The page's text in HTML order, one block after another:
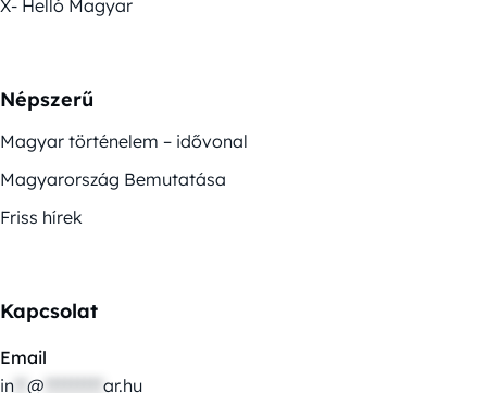
X- Helló Magyar
Népszerű
Magyar történelem – idővonal
Magyarország Bemutatása
Friss hírek
Kapcsolat
Email
in @ ar.hu